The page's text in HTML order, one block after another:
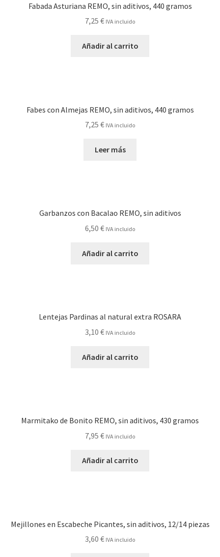
Fabada Asturiana REMO, sin aditivos, 440 gramos
7,25 € IVA incluido
Añadir al carrito
Fabes con Almejas REMO, sin aditivos, 440 gramos
7,25 € IVA incluido
Leer más
Garbanzos con Bacalao REMO, sin aditivos
6,50 € IVA incluido
Añadir al carrito
Lentejas Pardinas al natural extra ROSARA
3,10 € IVA incluido
Añadir al carrito
Marmitako de Bonito REMO, sin aditivos, 430 gramos
7,95 € IVA incluido
Añadir al carrito
Mejillones en Escabeche Picantes, sin aditivos, 12/14 piezas
3,60 € IVA incluido